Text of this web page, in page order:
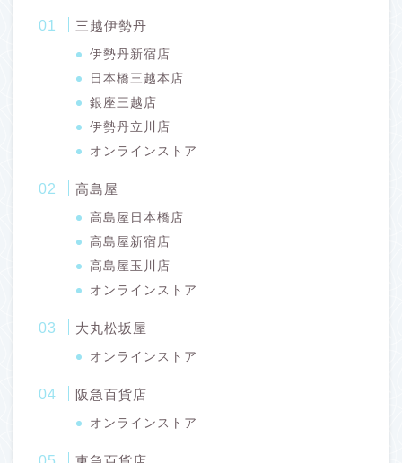
三越伊勢丹
伊勢丹新宿店
日本橋三越本店
銀座三越店
伊勢丹立川店
オンラインストア
高島屋
高島屋日本橋店
高島屋新宿店
高島屋玉川店
オンラインストア
大丸松坂屋
オンラインストア
阪急百貨店
オンラインストア